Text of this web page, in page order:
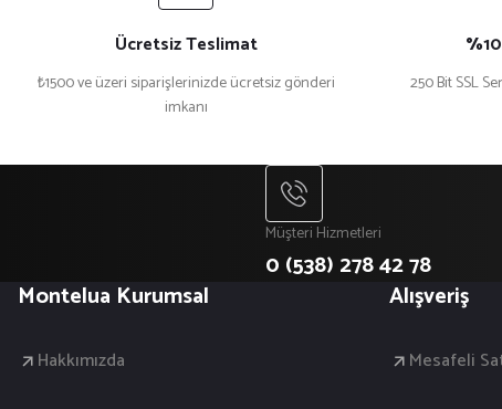
Ücretsiz Teslimat
₺1500 ve üzeri siparişlerinizde ücretsiz gönderi
imkanı
250 Bit SSL
Müşteri Hizmetleri
0 (538) 278 42 78
Montelua Kurumsal
Hakkımızda
Alışveriş
Mesafeli